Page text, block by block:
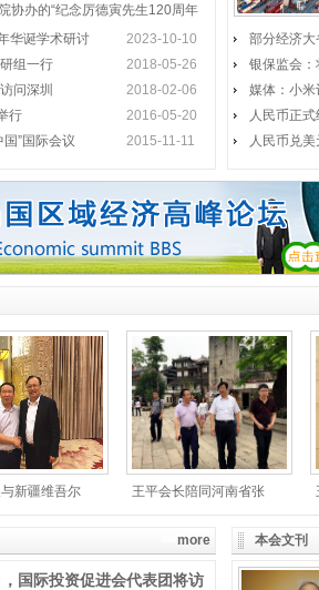
协办的“纪念厉德寅先生120周年
学术研讨会”，在
“丝绸之路经济带”论坛举行
绸之路经济带”核心区产业发展论坛
疆昌吉州举行，昌吉州常务副州
铁明、中国政法大学副校长时建
国际投资促进会会
代表团出席“读懂中国”国际
中国
际投资促进会代表团访问惠州
年7月30日，国际投资促进
王平会见全罗政务副知事
14日，以王平会长为首的国际
资促进会访韩
创意产业》《创意先导》韩文
版首发
13日下午，第十一届中国人民
协商会议副
2023-10-10
华诞学术研讨
2018-05-26
组一行
2018-02-06
问深圳
2016-05-20
行
2015-11-11
”国际会议
部分经济
银保监会
媒体：小
人民币正
人民币兑
more
国际投资促进会代表团将访
本会文刊